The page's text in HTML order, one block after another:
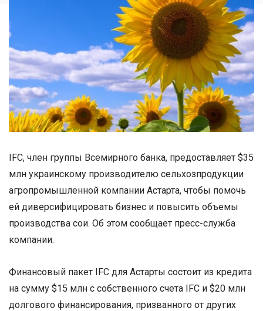
IFC, член группы Всемирного банка, предоставляет $35
млн украинскому производителю сельхозпродукции
агропромышленной компании Астарта, чтобы помочь
ей диверсифицировать бизнес и повысить объемы
производства сои. Об этом сообщает пресс-служба
компании.
Финансовый пакет IFC для Астарты состоит из кредита
на сумму $15 млн с собственного счета IFC и $20 млн
долгового финансирования, призванного от других